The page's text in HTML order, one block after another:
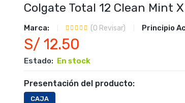
Colgate Total 12 Clean Mint
Marca: (0 Revisar) Principio
S/ 12.50
Estado: En stock
Presentación del producto:
CAJA